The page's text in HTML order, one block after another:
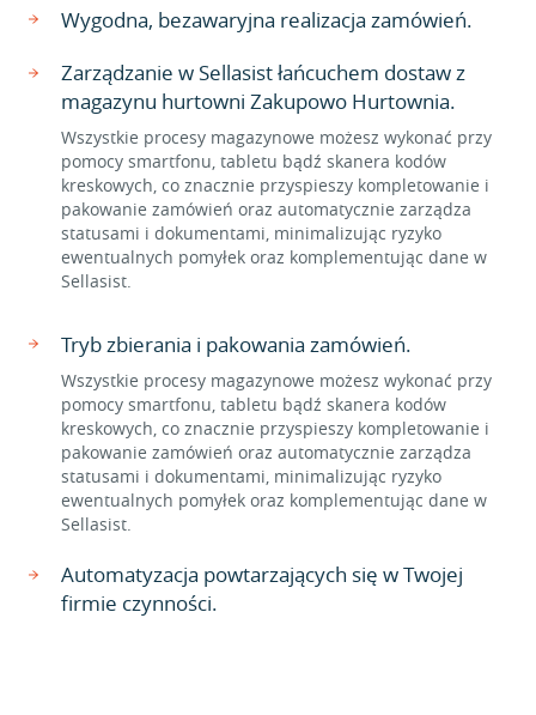
Wygodna, bezawaryjna realizacja zamówień.
Zarządzanie w Sellasist łańcuchem dostaw z
magazynu hurtowni Zakupowo Hurtownia.
Wszystkie procesy magazynowe możesz wykonać przy
pomocy smartfonu, tabletu bądź skanera kodów
kreskowych, co znacznie przyspieszy kompletowanie i
pakowanie zamówień oraz automatycznie zarządza
statusami i dokumentami, minimalizując ryzyko
ewentualnych pomyłek oraz komplementując dane w
Sellasist.
Tryb zbierania i pakowania zamówień.
Wszystkie procesy magazynowe możesz wykonać przy
pomocy smartfonu, tabletu bądź skanera kodów
kreskowych, co znacznie przyspieszy kompletowanie i
pakowanie zamówień oraz automatycznie zarządza
statusami i dokumentami, minimalizując ryzyko
ewentualnych pomyłek oraz komplementując dane w
Sellasist.
Automatyzacja powtarzających się w Twojej
firmie czynności.